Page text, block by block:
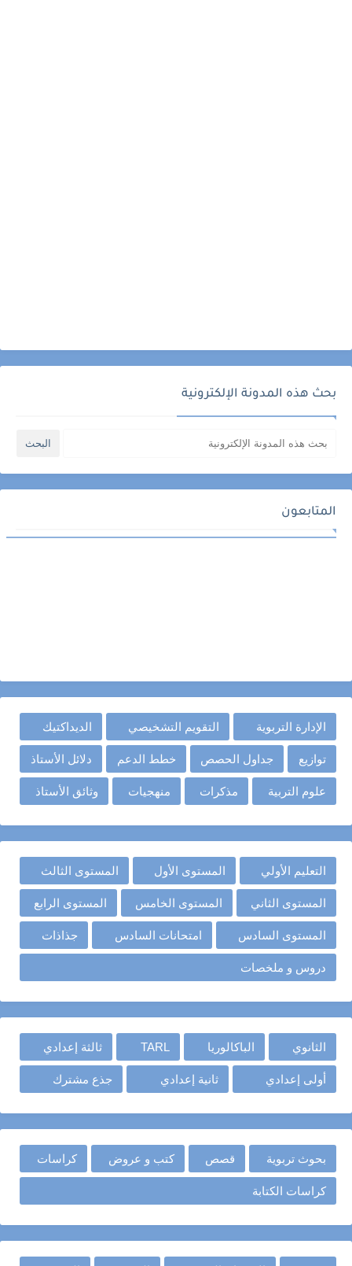
بحث هذه المدونة الإلكترونية
المتابعون
الإدارة التربوية التقويم التشخيصي الديداكتيك
توازيع جداول الحصص خطط الدعم دلائل الأستاذ
علوم التربية مذكرات منهجيات وثائق الأستاذ
التعليم الأولي المستوى الأول المستوى الثالث
المستوى الثاني المستوى الخامس المستوى الرابع
المستوى السادس امتحانات السادس جذاذات
دروس و ملخصات
الثانوي الباكالوريا TARL ثالثة إعدادي
أولى إعدادي ثانية إعدادي جذع مشترك
بحوث تربوية قصص كتب و عروض كراسات
كراسات الكتابة